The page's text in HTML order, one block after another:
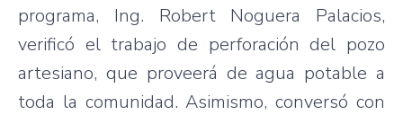
programa, Ing. Robert Noguera Palacios,
verificó el trabajo de perforación del pozo
artesiano, que proveerá de agua potable a
toda la comunidad. Asimismo, conversó con